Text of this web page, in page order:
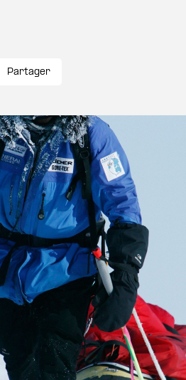
Partager